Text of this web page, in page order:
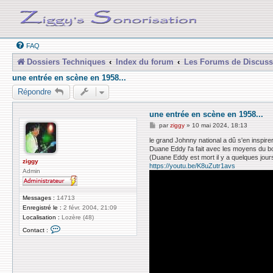
FAQ
Dossiers Techniques Index du forum Les Forums de
une entrée en scène en 1958...
Répondre
ziggy
Admin
Messages : 14713
Enregistré le : 2 févr. 2004, 21:09
Localisation : Lozère (48)
Contact :
une entrée en scène en 1958...
M
s
s
g
e
parziggy » 10 mai 2024, 18:13
le grand Johnny national a dû s'en
Duane Eddy l'a fait avec les moyens du
(Duane Eddy est mort il y a quelques
https://youtu.be/K8uZutr1avs